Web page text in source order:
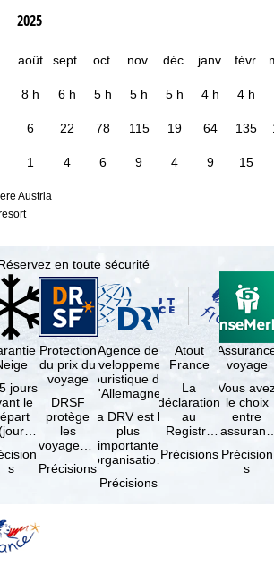
2025
août sept. oct. nov. déc. janv. févr.
8 h 6 h 5 h 5 h 5 h 4 h 4 h
6 22 78 115 19 64 135
1 4 6 9 4 9 15
Austria
en toute sécurité
jours
le
les
s
Protection
du prix du
voyage
DRSF
protège
les
voyageurs
réservent
Précisions
Agence de
développement
touristique de
l'Allemagne
La DRV est la
plus
importante
organisation
professionnels
Précisions
Atout
France
La
déclaration
au
Registre
Opérateurs
Précisions
voyage
Vous
le choix
entre
et
Précision
s